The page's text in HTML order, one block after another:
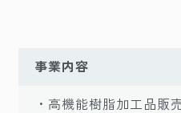
事業内容
・高機能樹脂加工品販